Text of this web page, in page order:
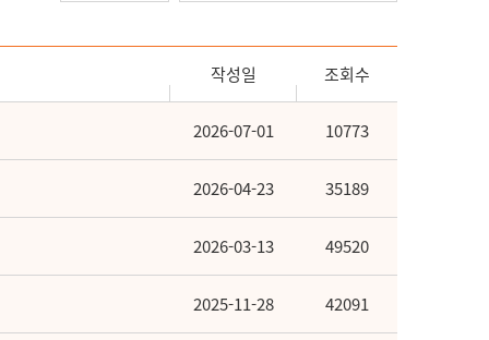
작성일 조회수
2026-07-01 10773
2026-04-23 35189
2026-03-13 49520
2025-11-28 42091